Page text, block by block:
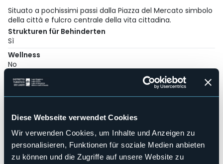
Diese Webseite verwendet Cookies
Wir verwenden Cookies, um Inhalte und Anzeigen zu
personalisieren, Funktionen für soziale Medien anbieten
zu können und die Zugriffe auf unsere Website zu
Situato a pochissimi passi dalla Piazza del Mercato simbolo
della città e fulcro centrale della vita cittadina.
Strukturen für Behinderten
Sì
Wellness
No
Kongresshalle
No
No
Anzahl der Zimmer
6